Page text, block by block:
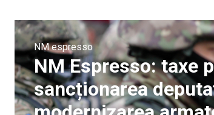
NM espresso
NM Espresso: taxe
sancționarea